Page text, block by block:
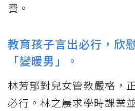
費。
教育孩子言出必行，欣
「變暖男」。
林芳郁對兒女管教嚴格，
必行。林之晨求學時課業